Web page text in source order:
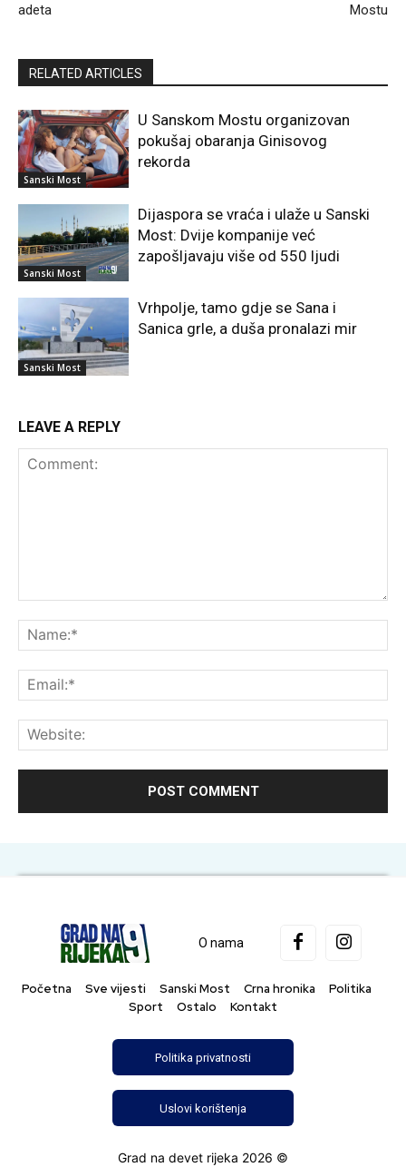
adeta
Mostu
RELATED ARTICLES
Sanski Most
U Sanskom Mostu organizovan
pokušaj obaranja Ginisovog
rekorda
Sanski Most
Dijaspora se vraća i ulaže u Sanski
Most: Dvije kompanije već
zapošljavaju više od 550 ljudi
Sanski Most
Vrhpolje, tamo gdje se Sana i
Sanica grle, a duša pronalazi mir
LEAVE A REPLY
O nama
Početna Sve vijesti Sanski Most Crna hronika
Politika
Sport
Ostalo Kontakt
Politika privatnosti
Uslovi korištenja
Grad na devet rijeka 2026 ©